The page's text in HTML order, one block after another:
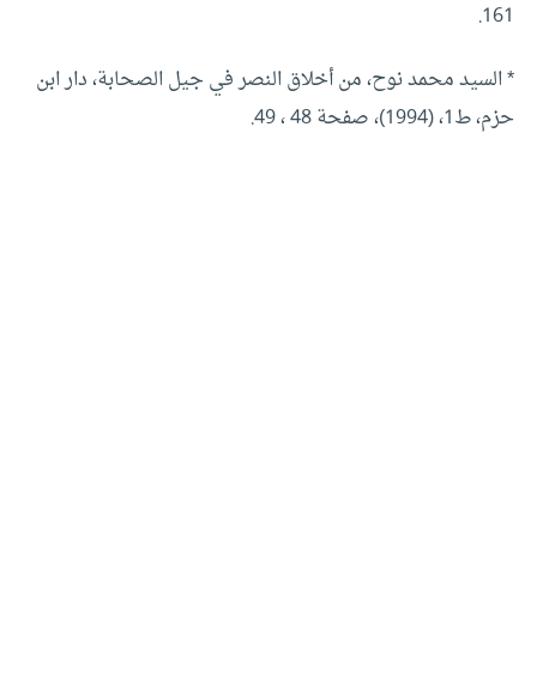
161.
* السيد محمد نوح، من أخلاق النصر في جيل الصحابة، دار ابن
حزم، ط1، (1994)، صفحة 48 ، 49.